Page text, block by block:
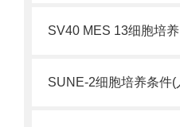
SUNE-2细胞培养条件(